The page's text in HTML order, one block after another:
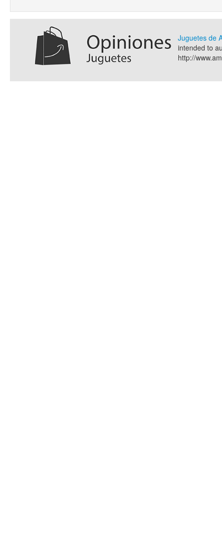
Juguetes de
intended to
http://